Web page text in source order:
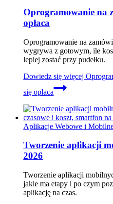
Oprogramowanie na
opłaca
Oprogramowanie na
wygrywa z gotowym, ile
lepiej zostać przy pudełku.
Dowiedz się więcej
się opłaca
Aplikacje Webowe i
Tworzenie aplikacji
2026
Tworzenie aplikacji
jakie ma etapy i po czym
aplikację na czas.